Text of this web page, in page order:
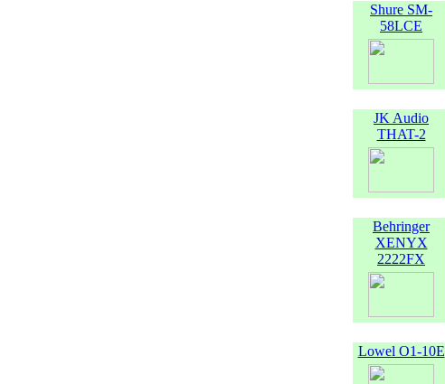
Shure SM-
58LCE
JK Audio
THAT-2
Behringer
XENYX
2222FX
Lowel O1-10E